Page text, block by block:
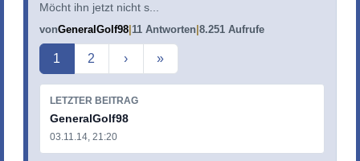
Möcht ihn jetzt nicht s...
vonGeneralGolf98 11 Antworten 8.251 Aufrufe
Aktuelle Seite
1 2 › »
LETZTER BEITRAG
GeneralGolf98
03.11.14, 21:20